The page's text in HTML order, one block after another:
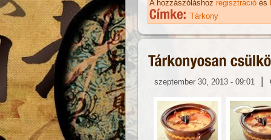
A hozzászóláshoz regisztráció és
Tárkony
szeptember 30, 2013 - 09:01 |